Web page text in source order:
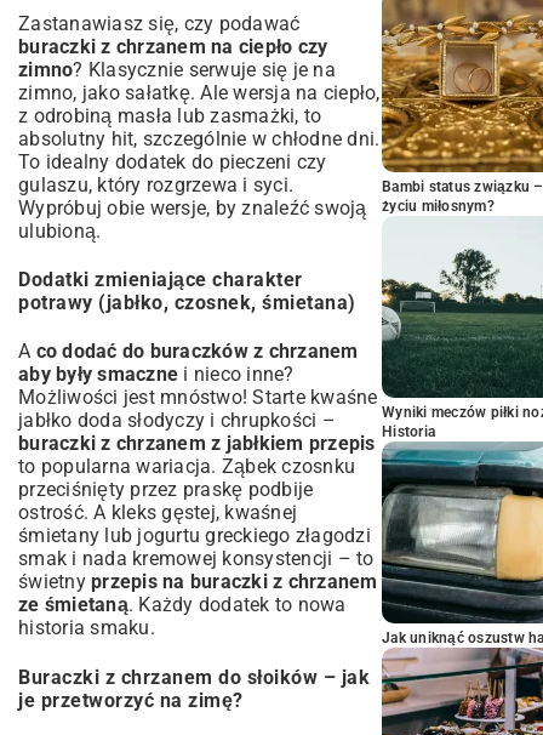
Zastanawiasz się, czy podawać
buraczki z chrzanem na ciepło czy
zimno? Klasycznie serwuje się je na
zimno, jako sałatkę. Ale wersja na ciepło,
z odrobiną masła lub zasmażki, to
absolutny hit, szczególnie w chłodne dni.
To idealny dodatek do pieczeni czy
gulaszu, który rozgrzewa i syci.
Wypróbuj obie wersje, by znaleźć swoją
ulubioną.
Dodatki zmieniające charakter
potrawy (jabłko, czosnek, śmietana)
A co dodać do buraczków z chrzanem
aby były smaczne i nieco inne?
Możliwości jest mnóstwo! Starte kwaśne
jabłko doda słodyczy i chrupkości –
buraczki z chrzanem z jabłkiem przepis
to popularna wariacja. Ząbek czosnku
przeciśnięty przez praskę podbije
ostrość. A kleks gęstej, kwaśnej
śmietany lub jogurtu greckiego złagodzi
smak i nada kremowej konsystencji – to
świetny przepis na buraczki z chrzanem
ze śmietaną. Każdy dodatek to nowa
historia smaku.
Buraczki z chrzanem do słoików – jak
je przetworzyć na zimę?
Bambi status związku
życiu miłosnym?
Wyniki meczów piłki
Historia
Jak uniknąć oszustw